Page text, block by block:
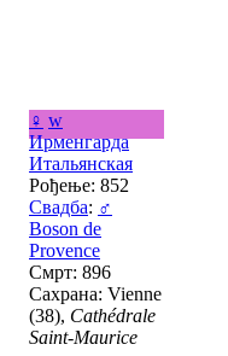
♀ w
Ирменгарда
Итальянская
Рођење: 852
Свадба: ♂
Boson de
Provence
Смрт: 896
Сахрана: Vienne
(38), Cathédrale
Saint-Maurice